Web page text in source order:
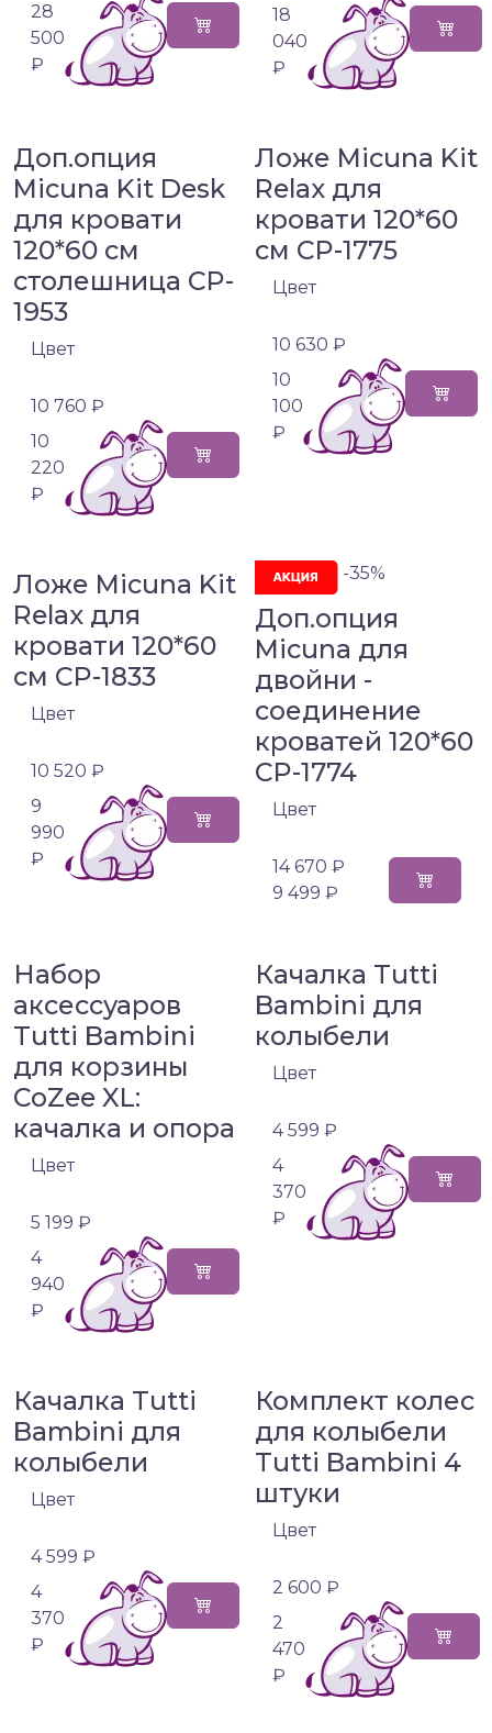
28
500
₽
18
040
₽
Доп.опция
Micuna Kit Desk
для кровати
120*60 см
столешница CP-
1953
Цвет
10 760 ₽
10
220
₽
Ложе Micuna Kit
Relax для
кровати 120*60
см CP-1775
Цвет
10 630 ₽
10
100
₽
Ложе Micuna Kit
Relax для
кровати 120*60
см CP-1833
Цвет
10 520 ₽
9
990
₽
-35%
Доп.опция
Micuna для
двойни -
соединение
кроватей 120*60
CP-1774
Цвет
14 670 ₽
9 499 ₽
Набор
аксессуаров
Tutti Bambini
для корзины
CoZee XL:
качалка и опора
Цвет
5 199 ₽
4
940
₽
Качалка Tutti
Bambini для
колыбели
Цвет
4 599 ₽
4
370
₽
Качалка Tutti
Bambini для
колыбели
Цвет
4 599 ₽
4
370
₽
Комплект колес
для колыбели
Tutti Bambini 4
штуки
Цвет
2 600 ₽
2
470
₽